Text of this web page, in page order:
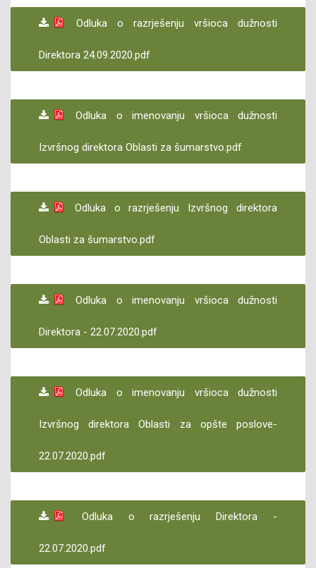
Odluka o razrješenju vršioca dužnosti
Direktora 24.09.2020.pdf
Odluka o imenovanju vršioca dužnosti
Izvršnog direktora Oblasti za šumarstvo.pdf
Odluka o razrješenju Izvršnog direktora
Oblasti za šumarstvo.pdf
Odluka o imenovanju vršioca dužnosti
Direktora - 22.07.2020.pdf
Odluka o imenovanju vršioca dužnosti
Izvršnog direktora Oblasti za opšte poslove-
22.07.2020.pdf
Odluka o razrješenju Direktora -
22.07.2020.pdf